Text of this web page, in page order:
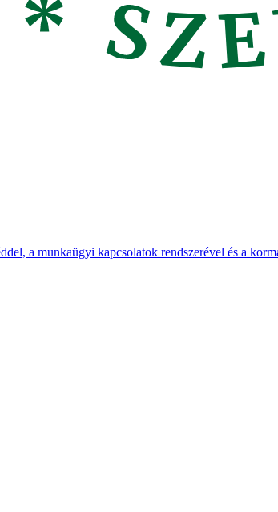
a munkaügyi kapcsolatok rendszerével és a